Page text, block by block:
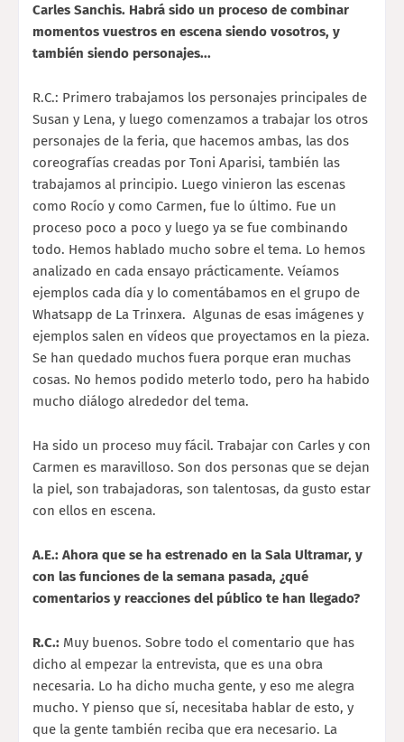
Carles Sanchis. Habrá sido un proceso de combinar
momentos vuestros en escena siendo vosotros, y
también siendo personajes...
R.C.: Primero trabajamos los personajes principales de
Susan y Lena, y luego comenzamos a trabajar los otros
personajes de la feria, que hacemos ambas, las dos
coreografías creadas por Toni Aparisi, también las
trabajamos al principio. Luego vinieron las escenas
como Rocío y como Carmen, fue lo último. Fue un
proceso poco a poco y luego ya se fue combinando
todo. Hemos hablado mucho sobre el tema. Lo hemos
analizado en cada ensayo prácticamente. Veíamos
ejemplos cada día y lo comentábamos en el grupo de
Whatsapp de La Trinxera. Algunas de esas imágenes y
ejemplos salen en vídeos que proyectamos en la pieza.
Se han quedado muchos fuera porque eran muchas
cosas. No hemos podido meterlo todo, pero ha habido
mucho diálogo alrededor del tema.
Ha sido un proceso muy fácil. Trabajar con Carles y con
Carmen es maravilloso. Son dos personas que se dejan
la piel, son trabajadoras, son talentosas, da gusto estar
con ellos en escena.
A.E.: Ahora que se ha estrenado en la Sala Ultramar, y
con las funciones de la semana pasada, ¿qué
comentarios y reacciones del público te han llegado?
R.C.: Muy buenos. Sobre todo el comentario que has
dicho al empezar la entrevista, que es una obra
necesaria. Lo ha dicho mucha gente, y eso me alegra
mucho. Y pienso que sí, necesitaba hablar de esto, y
que la gente también reciba que era necesario. La